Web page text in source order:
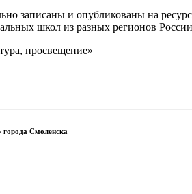
записаны и опубликованы на
школ из разных регионов
просвещение»
Смоленска